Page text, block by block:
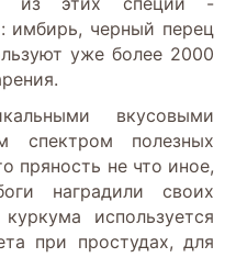
имбирь, черный перец
уже более 2000
вкусовыми
спектром полезных
пряность не что иное,
наградили своих
используется
при простудах, для